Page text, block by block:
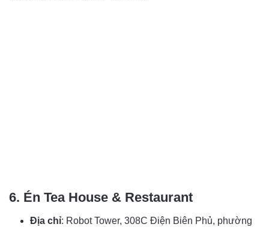
6. Én Tea House & Restaurant
Địa chỉ: Robot Tower, 308C Điện Biên Phủ, phường